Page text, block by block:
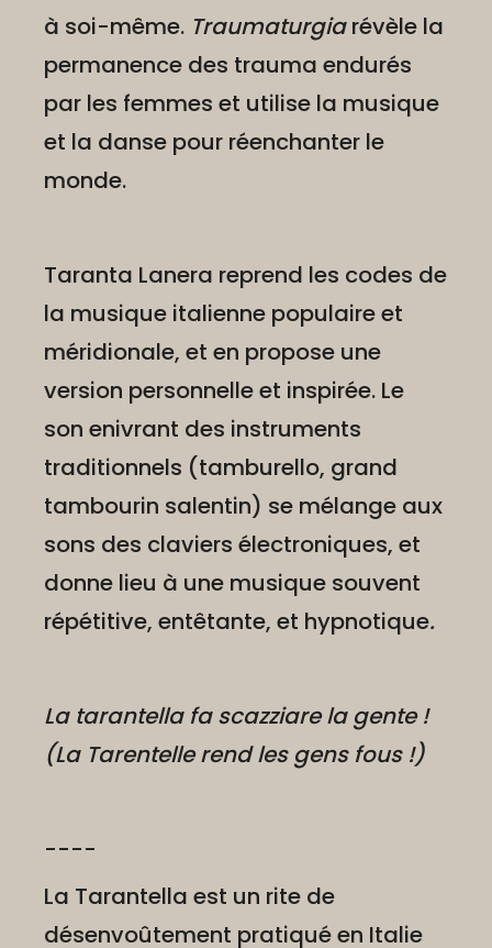
à soi-même. Traumaturgiarévèle la
permanence des trauma endurés
par les femmes et utilise la musique
et la danse pour réenchanter le
monde.
Taranta Lanera reprend les codes de
la musique italienne populaire et
méridionale, et en propose une
version personnelle et inspirée. Le
son enivrant des instruments
traditionnels (tamburello, grand
tambourin salentin) se mélange aux
sons des claviers électroniques, et
donne lieu à une musique souvent
répétitive, entêtante, et hypnotique.
La tarantella fa scazziare la gente !
(La Tarentelle rend les gens fous !)
----
La Tarantella est un rite de
désenvoûtement pratiqué en Italie